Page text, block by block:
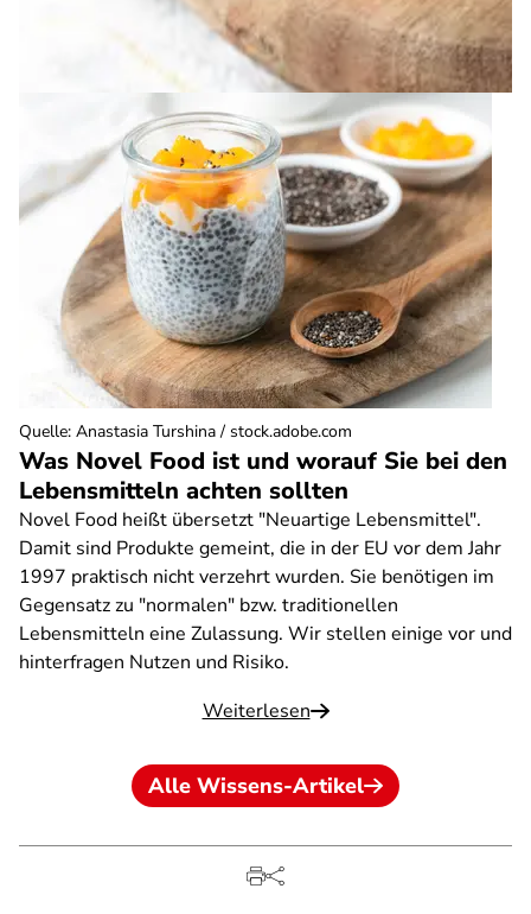
Was Novel Food ist und worauf Sie bei den
Lebensmitteln achten sollten
Novel Food heißt übersetzt "Neuartige Lebensmittel".
Damit sind Produkte gemeint, die in der EU vor dem Jahr
1997 praktisch nicht verzehrt wurden. Sie benötigen im
Gegensatz zu "normalen" bzw. traditionellen
Lebensmitteln eine Zulassung. Wir stellen einige vor und
hinterfragen Nutzen und Risiko.
Weiterlesen
Quelle: Anastasia Turshina / stock.adobe.com
Alle Wissens-Artikel